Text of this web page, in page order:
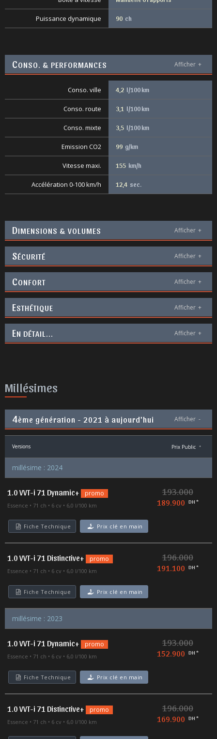
Puissance dynamique 90 ch
CONSO. & PERFORMANCES Afficher +
Conso. ville 4,2 l/100 km
Conso. route 3,1 l/100 km
Conso. mixte 3,5 l/100 km
Emission CO2 99 g/km
Vitesse maxi. 155 km/h
Accélération 0-100 km/h 12,4 sec.
DIMENSIONS & VOLUMES Afficher +
SÉCURITÉ Afficher +
CONFORT Afficher +
ESTHÉTIQUE Afficher +
EN DÉTAIL... Afficher +
Millésimes
4ème génération - 2021 à aujourd'hui Afficher -
Versions Prix Public *
millésime : 2024
1.0 VVT-i 71 Dynamic+ promo
Essence 71 ch 6 cv 6,0 l/100 km
193.000
189.900 DH *
Fiche Technique Prix clé en main
1.0 VVT-i 71 Distinctive+ promo
Essence 71 ch 6 cv 6,0 l/100 km
196.000
191.100 DH *
Fiche Technique Prix clé en main
millésime : 2023
1.0 VVT-i 71 Dynamic+ promo
Essence 71 ch 6 cv 6,0 l/100 km
193.000
152.900 DH *
Fiche Technique Prix clé en main
1.0 VVT-i 71 Distinctive+ promo
Essence 71 ch 6 cv 6,0 l/100 km
196.000
169.900 DH *